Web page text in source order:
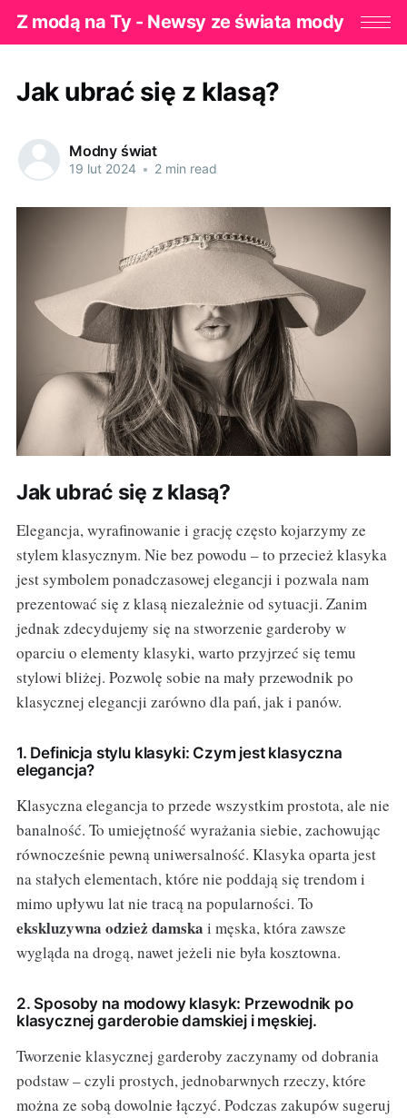
Z modą na Ty - Newsy ze świata mody
Jak ubrać się z klasą?
Modny świat
19 lut 2024 • 2 min read
Jak ubrać się z klasą?
Elegancja, wyrafinowanie i grację często kojarzymy ze
stylem klasycznym. Nie bez powodu – to przecież klasyka
jest symbolem ponadczasowej elegancji i pozwala nam
prezentować się z klasą niezależnie od sytuacji. Zanim
jednak zdecydujemy się na stworzenie garderoby w
oparciu o elementy klasyki, warto przyjrzeć się temu
stylowi bliżej. Pozwolę sobie na mały przewodnik po
klasycznej elegancji zarówno dla pań, jak i panów.
1. Definicja stylu klasyki: Czym jest klasyczna
elegancja?
Klasyczna elegancja to przede wszystkim prostota, ale nie
banalność. To umiejętność wyrażania siebie, zachowując
równocześnie pewną uniwersalność. Klasyka oparta jest
na stałych elementach, które nie poddają się trendom i
mimo upływu lat nie tracą na popularności. To
ekskluzywna odzież damska i męska, która zawsze
wygląda na drogą, nawet jeżeli nie była kosztowna.
2. Sposoby na modowy klasyk: Przewodnik po
klasycznej garderobie damskiej i męskiej.
Tworzenie klasycznej garderoby zaczynamy od dobrania
podstaw – czyli prostych, jednobarwnych rzeczy, które
można ze sobą dowolnie łączyć. Podczas zakupów sugeruj